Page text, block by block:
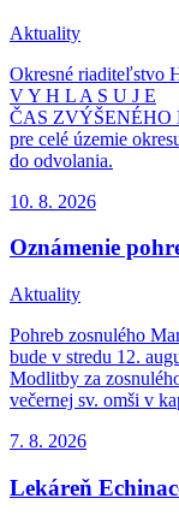
Aktuality
Okresné riaditeľstvo
V Y H L A S U J E
ČAS ZVÝŠENÉHO
pre celé územie
do odvolania.
10. 8. 2026
Oznámenie
Aktuality
Pohreb zosnulého
bude v stredu 12.
Modlitby za
večernej sv. omši v
7. 8. 2026
Lekáreň